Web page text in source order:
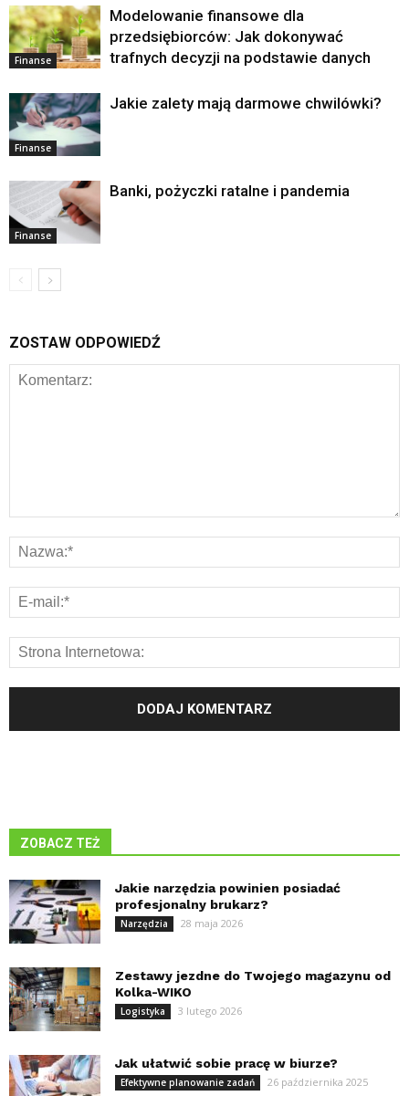
Finanse
Modelowanie finansowe dla
przedsiębiorców: Jak dokonywać
trafnych decyzji na podstawie danych
Finanse
Jakie zalety mają darmowe chwilówki?
Finanse
Banki, pożyczki ratalne i pandemia
ZOSTAW ODPOWIEDŹ
ZOBACZ TEŻ
Jakie narzędzia powinien posiadać
profesjonalny brukarz?
Narzędzia 28 maja 2026
Zestawy jezdne do Twojego magazynu od
Kolka-WIKO
Logistyka 3 lutego 2026
Jak ułatwić sobie pracę w biurze?
Efektywne planowanie zadań 26 października 2025